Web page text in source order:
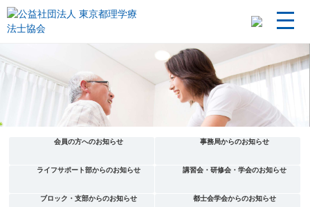
会員の方へのお知らせ 事務局からのお知らせ
ライフサポート部からのお知らせ 講習会・研修会・学会のお知らせ
ブロック・支部からのお知らせ 都士会学会からのお知らせ